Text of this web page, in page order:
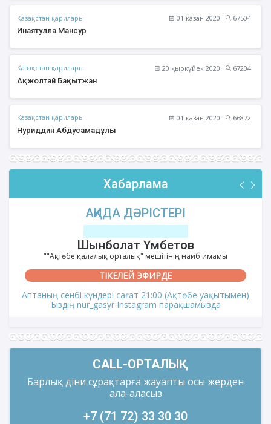
Қазақстан қарилары 01 қазан 2020
67504
Инаятулла Мансур
Қазақстан қарилары 20 қыркүйек 2020
67204
Ақжолтай Бақытжан
Қазақстан қарилары 01 қазан 2020
66872
Нуриддин Абдусамадұлы
Хабарлама
АҚИДА ДӘРІСТЕРІ
Шынболат Үмбетов
""Ақтөбе қалалық орталық" мешітінің наиб имамы
ТІКЕЛЕЙ ЭФИРДЕ
Аптаның сенбі күндері сағат 21:00 (Ақтөбе уақытымен)
Біздің nur_gasyr Instagram парақшамызда
CALL-ОРТАЛЫҚ
Барлық діни сұрақтарға жауапты осы жерден
ала-аласыз
+7 (71 72) 33 30 30